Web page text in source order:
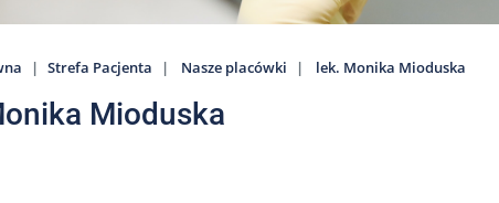
Strefa Pacjenta Nasze placówki lek. Monika Mioduska
Mioduska